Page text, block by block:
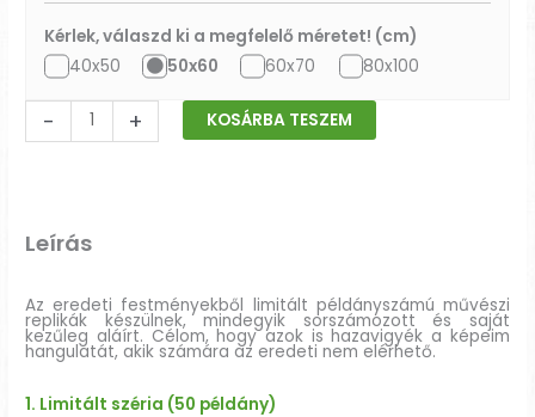
Kérlek, válaszd ki a megfelelő méretet! (cm)
40x50
50x60 60x70 80x100
- + KOSÁRBA TESZEM
Leírás
Az eredeti festményekből limitált példányszámú művészi
replikák készülnek, mindegyik sorszámozott és saját
kezűleg aláírt. Célom, hogy azok is hazavigyék a képeim
hangulatát, akik számára az eredeti nem elérhető.
1. Limitált széria (50 példány)